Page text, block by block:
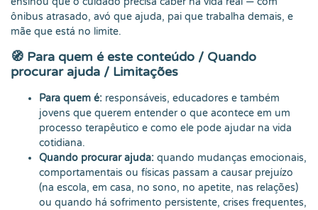
ônibus atrasado, avó que ajuda, pai que trabalha demais, e
mãe que está no limite.
🧭 Para quem é este conteúdo / Quando
procurar ajuda / Limitações
Para quem é: responsáveis, educadores e também
jovens que querem entender o que acontece em um
processo terapêutico e como ele pode ajudar na vida
cotidiana.
Quando procurar ajuda: quando mudanças emocionais,
comportamentais ou físicas passam a causar prejuízo
(na escola, em casa, no sono, no apetite, nas relações)
ou quando há sofrimento persistente, crises frequentes,